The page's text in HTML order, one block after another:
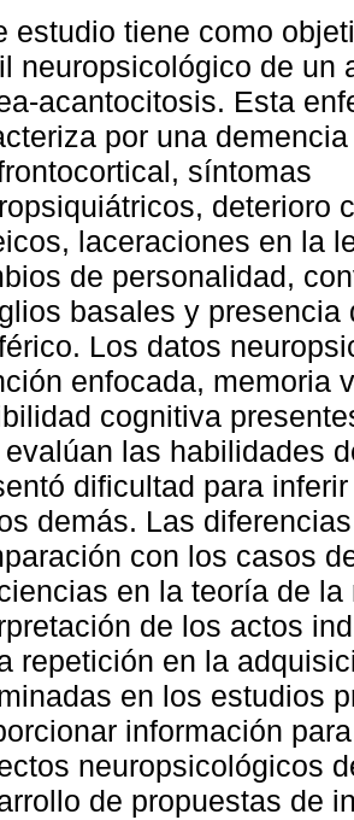
estudio tiene como
neuropsicológico de un
acantocitosis. Esta
por una demencia
síntomas
deterioro
laceraciones en la
de personalidad,
basales y
Los datos
enfocada, memoria
cognitiva
evalúan las habilidades
dificultad para
demás. Las
con los casos
en la teoría de
de los actos
repetición en la
en los estudios
información
neuropsicológicos
de propuestas de